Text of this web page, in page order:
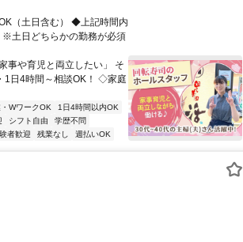
（土日含む） ◆上記時間内
土日どちらかの勤務が必須
児と両立したい」 そ
1日4時間～相談OK！ ◇家庭
WワークOK
1日4時間以内OK
シフト自由
学歴不問
者歓迎 残業なし 週払いOK